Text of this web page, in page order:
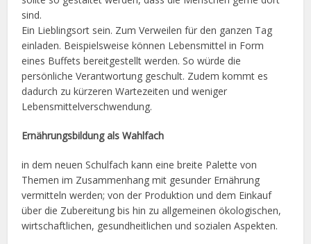
sind.
Ein Lieblingsort sein. Zum Verweilen für den ganzen Tag
einladen. Beispielsweise können Lebensmittel in Form
eines Buffets bereitgestellt werden. So würde die
persönliche Verantwortung geschult. Zudem kommt es
dadurch zu kürzeren Wartezeiten und weniger
Lebensmittelverschwendung.
Ernährungsbildung als Wahlfach
in dem neuen Schulfach kann eine breite Palette von
Themen im Zusammenhang mit gesunder Ernährung
vermitteln werden; von der Produktion und dem Einkauf
über die Zubereitung bis hin zu allgemeinen ökologischen,
wirtschaftlichen, gesundheitlichen und sozialen Aspekten.